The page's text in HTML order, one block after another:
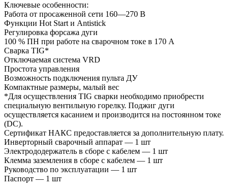
Ключевые особенности:
Работа от просаженной сети 160—270 В
Функции Hot Start и Antistick
Регулировка форсажа дуги
100 % ПН при работе на сварочном токе в 170 А
Сварка TIG*
Отключаемая система VRD
Простота управления
Возможность подключения пульта ДУ
Компактные размеры, малый вес
*Для осуществления TIG сварки необходимо приобрести
специальную вентильную горелку. Поджиг дуги
осуществляется касанием и производится на постоянном токе
(DC).
Сертификат НАКС предоставляется за дополнительную плату.
Инверторный сварочный аппарат — 1 шт
Электрододержатель в сборе с кабелем — 1 шт
Клемма заземления в сборе с кабелем — 1 шт
Руководство по эксплуатации — 1 шт
Паспорт — 1 шт